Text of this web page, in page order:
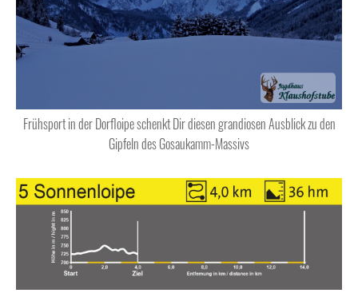
Frühsport in der Dorfloipe schenkt Dir diesen grandiosen Ausblick zu den
Gipfeln des Gosaukamm-Massivs